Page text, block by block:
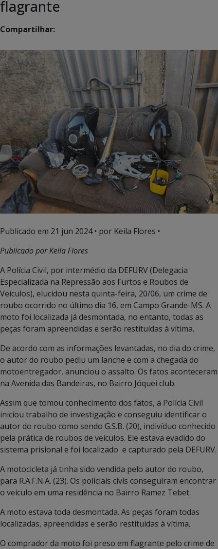
flagrante
Compartilhar:
Publicado em 21 jun 2024• por Keila Flores •
Publicado por Keila Flores
A Polícia Civil, por intermédio da DEFURV (Delegacia
Especializada na Repressão aos Furtos e Roubos de
Veículos), elucidou nesta quinta-feira, 20/06, um crime de
roubo ocorrido no último dia 16, em Campo Grande-MS. A
moto foi localizada já desmontada, no entanto, todas as
peças foram apreendidas e serão restituídas à vítima.
De acordo com as informações levantadas, no dia do crime,
o autor do roubo pediu um lanche e com a chegada do
motoentregador, anunciou o assalto. Os fatos aconteceram
na Avenida das Bandeiras, no Bairro Jóquei club.
Assim que tomou conhecimento dos fatos, a Polícia Civil
iniciou trabalho de investigação e conseguiu identificar o
autor do roubo como sendo G.S.B. (20), indivíduo conhecido
pela prática de roubos de veículos. Ele estava evadido do
sistema prisional e foi localizado e capturado pela DEFURV.
A motocicleta já tinha sido vendida pelo autor do roubo,
para R.A.F.N.A. (23). Os policiais civis conseguiram encontrar
o veículo em uma residência no Bairro Ramez Tebet.
A moto estava toda desmontada. As peças foram todas
localizadas, apreendidas e serão restituídas à vítima.
O comprador da moto foi preso em flagrante pelo crime de